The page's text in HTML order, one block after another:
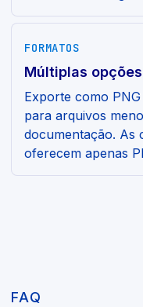
FORMATOS
Múltiplas
Exporte como
para arquivos
documentação. As
oferecem apenas
FAQ